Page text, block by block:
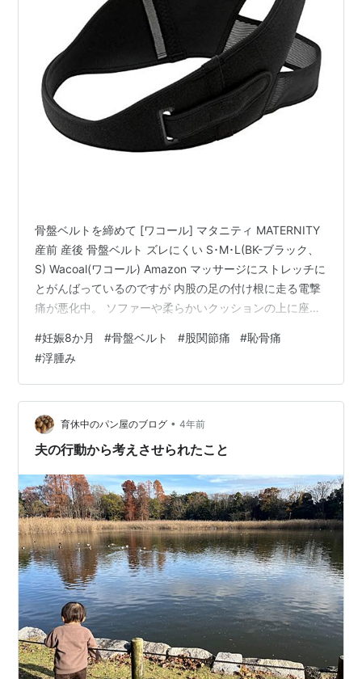
骨盤ベルトを締めて [ワコール] マタニティ MATERNITY
産前 産後 骨盤ベルト ズレにくい S･M･L(BK-ブラック、
S) Wacoal(ワコール) Amazon マッサージにストレッチに
とがんばっているのですが 内股の足の付け根に走る電撃
痛が悪化中。 ソファーや柔らかいクッションの上に座っ
横になって起きて動くときに もう激痛で暫く動きが悪く
なります。 産休まであと少しだから もってくれぇ～私の
体～～～！！ という感じで耐え抜いております。 産むま
で治らないもんですしねぇ～・・・ というわけでPCの前
に長時間座ると 確実に痛くなる…
#妊娠8か月 #骨盤ベルト #股関節痛 #恥骨痛
#浮腫み
育休中のパン屋のブログ • 4年前
夫の行動から考えさせられたこと